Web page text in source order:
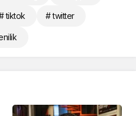
tiktok # twitter